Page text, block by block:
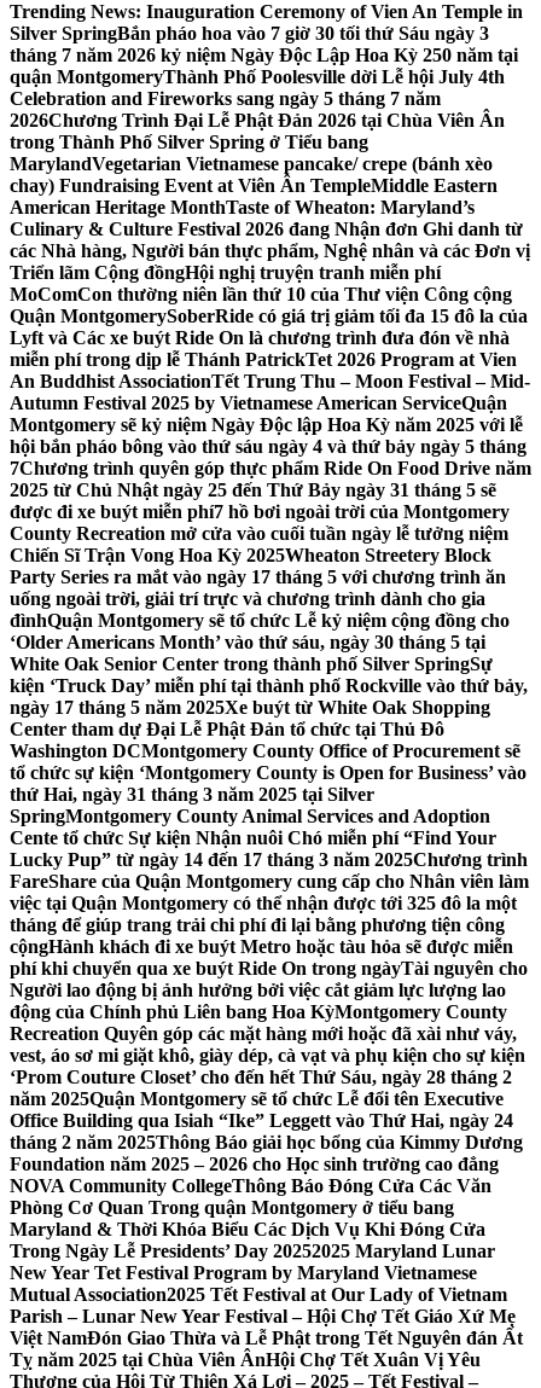
Trending News: Inauguration Ceremony of Vien An Temple in
Silver SpringBắn pháo hoa vào 7 giờ 30 tối thứ Sáu ngày 3
tháng 7 năm 2026 kỷ niệm Ngày Độc Lập Hoa Kỳ 250 năm tại
quận MontgomeryThành Phố Poolesville dời Lễ hội July 4th
Celebration and Fireworks sang ngày 5 tháng 7 năm
2026Chương Trình Đại Lễ Phật Đản 2026 tại Chùa Viên Ân
trong Thành Phố Silver Spring ở Tiểu bang
MarylandVegetarian Vietnamese pancake/ crepe (bánh xèo
chay) Fundraising Event at Viên Ân TempleMiddle Eastern
American Heritage MonthTaste of Wheaton: Maryland’s
Culinary & Culture Festival 2026 đang Nhận đơn Ghi danh từ
các Nhà hàng, Người bán thực phẩm, Nghệ nhân và các Đơn vị
Triển lãm Cộng đồngHội nghị truyện tranh miễn phí
MoComCon thường niên lần thứ 10 của Thư viện Công cộng
Quận MontgomerySoberRide có giá trị giảm tối đa 15 đô la của
Lyft và Các xe buýt Ride On là chương trình đưa đón về nhà
miễn phí trong dịp lễ Thánh PatrickTet 2026 Program at Vien
An Buddhist AssociationTết Trung Thu – Moon Festival – Mid-
Autumn Festival 2025 by Vietnamese American ServiceQuận
Montgomery sẽ kỷ niệm Ngày Độc lập Hoa Kỳ năm 2025 với lễ
hội bắn pháo bông vào thứ sáu ngày 4 và thứ bảy ngày 5 tháng
7Chương trình quyên góp thực phẩm Ride On Food Drive năm
2025 từ Chủ Nhật ngày 25 đến Thứ Bảy ngày 31 tháng 5 sẽ
được đi xe buýt miễn phí7 hồ bơi ngoài trời của Montgomery
County Recreation mở cửa vào cuối tuần ngày lễ tưởng niệm
Chiến Sĩ Trận Vong Hoa Kỳ 2025Wheaton Streetery Block
Party Series ra mắt vào ngày 17 tháng 5 với chương trình ăn
uống ngoài trời, giải trí trực và chương trình dành cho gia
đìnhQuận Montgomery sẽ tổ chức Lễ kỷ niệm cộng đồng cho
‘Older Americans Month’ vào thứ sáu, ngày 30 tháng 5 tại
White Oak Senior Center trong thành phố Silver SpringSự
kiện ‘Truck Day’ miễn phí tại thành phố Rockville vào thứ bảy,
ngày 17 tháng 5 năm 2025Xe buýt từ White Oak Shopping
Center tham dự Đại Lễ Phật Đản tổ chức tại Thủ Đô
Washington DCMontgomery County Office of Procurement sẽ
tổ chức sự kiện ‘Montgomery County is Open for Business’ vào
thứ Hai, ngày 31 tháng 3 năm 2025 tại Silver
SpringMontgomery County Animal Services and Adoption
Cente tổ chức Sự kiện Nhận nuôi Chó miễn phí “Find Your
Lucky Pup” từ ngày 14 đến 17 tháng 3 năm 2025Chương trình
FareShare của Quận Montgomery cung cấp cho Nhân viên làm
việc tại Quận Montgomery có thể nhận được tới 325 đô la một
tháng để giúp trang trải chi phí đi lại bằng phương tiện công
cộngHành khách đi xe buýt Metro hoặc tàu hỏa sẽ được miễn
phí khi chuyển qua xe buýt Ride On trong ngàyTài nguyên cho
Người lao động bị ảnh hưởng bởi việc cắt giảm lực lượng lao
động của Chính phủ Liên bang Hoa KỳMontgomery County
Recreation Quyên góp các mặt hàng mới hoặc đã xài như váy,
vest, áo sơ mi giặt khô, giày dép, cà vạt và phụ kiện cho sự kiện
‘Prom Couture Closet’ cho đến hết Thứ Sáu, ngày 28 tháng 2
năm 2025Quận Montgomery sẽ tổ chức Lễ đổi tên Executive
Office Building qua Isiah “Ike” Leggett vào Thứ Hai, ngày 24
tháng 2 năm 2025Thông Báo giải học bổng của Kimmy Dương
Foundation năm 2025 – 2026 cho Học sinh trường cao đẳng
NOVA Community CollegeThông Báo Đóng Cửa Các Văn
Phòng Cơ Quan Trong quận Montgomery ở tiểu bang
Maryland & Thời Khóa Biểu Các Dịch Vụ Khi Đóng Cửa
Trong Ngày Lễ Presidents’ Day 20252025 Maryland Lunar
New Year Tet Festival Program by Maryland Vietnamese
Mutual Association2025 Tết Festival at Our Lady of Vietnam
Parish – Lunar New Year Festival – Hội Chợ Tết Giáo Xứ Mẹ
Việt NamĐón Giao Thừa và Lễ Phật trong Tết Nguyên đán Ất
Tỵ năm 2025 tại Chùa Viên ÂnHội Chợ Tết Xuân Vị Yêu
Thương của Hội Từ Thiện Xá Lợi – 2025 – Tết Festival –